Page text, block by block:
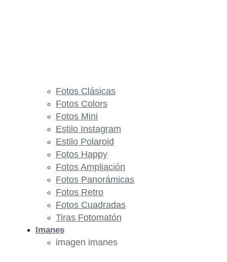
Fotos Clásicas
Fotos Colors
Fotos Mini
Estilo Instagram
Estilo Polaroid
Fotos Happy
Fotos Ampliación
Fotos Panorámicas
Fotos Retro
Fotos Cuadradas
Tiras Fotomatón
Imanes
imagen imanes